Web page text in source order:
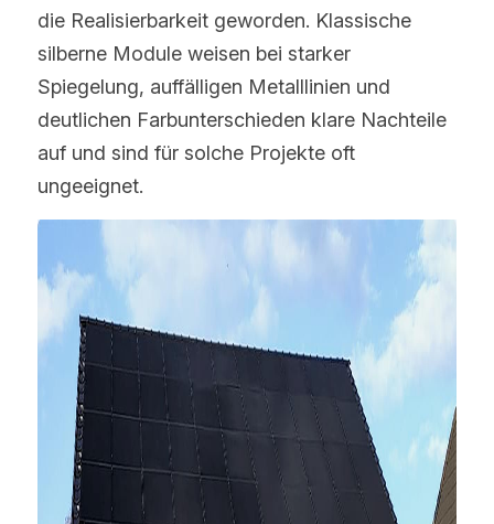
die Realisierbarkeit geworden. Klassische
silberne Module weisen bei starker
Spiegelung, auffälligen Metalllinien und
deutlichen Farbunterschieden klare Nachteile
auf und sind für solche Projekte oft
ungeeignet.